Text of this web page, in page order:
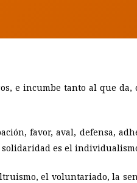
e incumbe tanto al que
favor, aval, defensa,
es el
el voluntariado, la